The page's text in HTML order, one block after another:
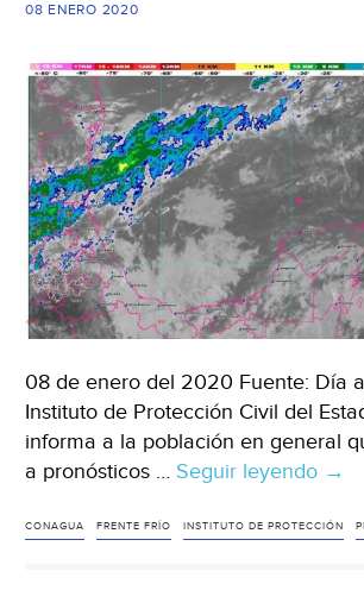
08 ENERO 2020
08 de enero del 2020 Fuente: Día
Instituto de Protección Civil del
informa a la población en general
a pronósticos … Seguir leyendo
por
→
CONAGUA FRENTE FRÍO INSTITUTO DE PROTECCIÓN